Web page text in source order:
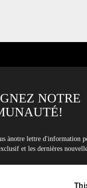
NOTRE
ànotre lettre d'information
et les dernières